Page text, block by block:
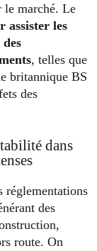
le marché. Le
assister les
, telles que
britannique BS
des
dans
réglementations
des
route. On